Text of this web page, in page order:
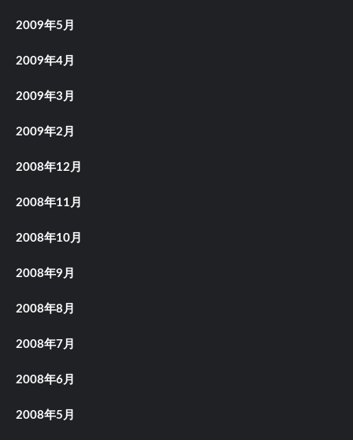
2009年5月
2009年4月
2009年3月
2009年2月
2008年12月
2008年11月
2008年10月
2008年9月
2008年8月
2008年7月
2008年6月
2008年5月